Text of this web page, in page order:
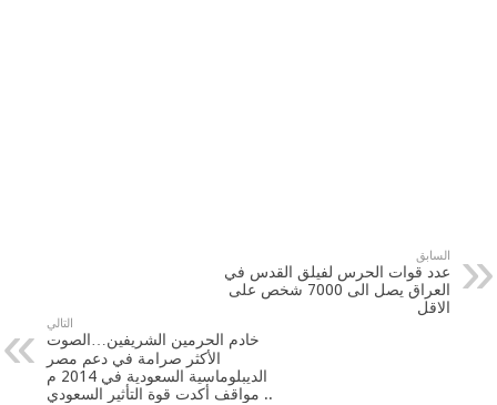
السابق
عدد قوات الحرس لفيلق القدس في
العراق يصل الى 7000 شخص على
الاقل
التالي
خادم الحرمين الشريفين…الصوت
الأكثر صرامة في دعم مصر
الديبلوماسية السعودية في 2014 م
.. مواقف أكدت قوة التأثير السعودي